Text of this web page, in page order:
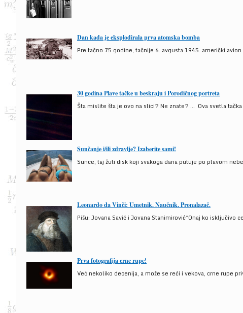
Dan kada je eksplodirala prva atomska bomba
Pre tačno 75 godine, tačnije 6. avgusta 1945. američki
30 godina Plave tačke u beskraju i Porodičnog portreta
Šta mislite šta je ovo na slici? Ne znate? … Ova svetla
Sunčanje i/ili zdravlje? Izaberite sami!
Sunce, taj žuti disk koji svakoga dana putuje po plavom
Leonardo da Vinči: Umetnik. Naučnik. Pronalazač.
Pišu: Jovana Savić i Jovana Stanimirović“Onaj ko
Prva fotografija crne rupe!
Već nekoliko decenija, a može se reći i vekova, crne rupe